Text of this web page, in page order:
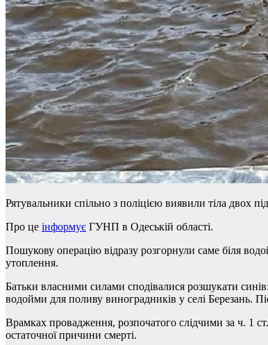
Рятувальники спільно з поліцією виявили тіла двох
Про це інформує ГУНП в Одеській області.
Пошукову операцію відразу розгорнули саме біля
утоплення.
Батьки власними силами сподівалися розшукати
водойми для поливу виноградників у селі Березань.
Врамках провадження, розпочатого слідчими за ч. 1
остаточної причини смерті.